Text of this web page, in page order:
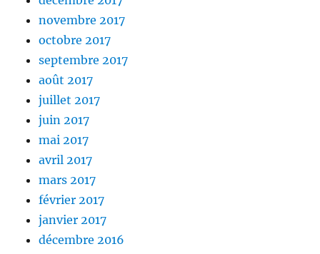
novembre 2017
octobre 2017
septembre 2017
août 2017
juillet 2017
juin 2017
mai 2017
avril 2017
mars 2017
février 2017
janvier 2017
décembre 2016